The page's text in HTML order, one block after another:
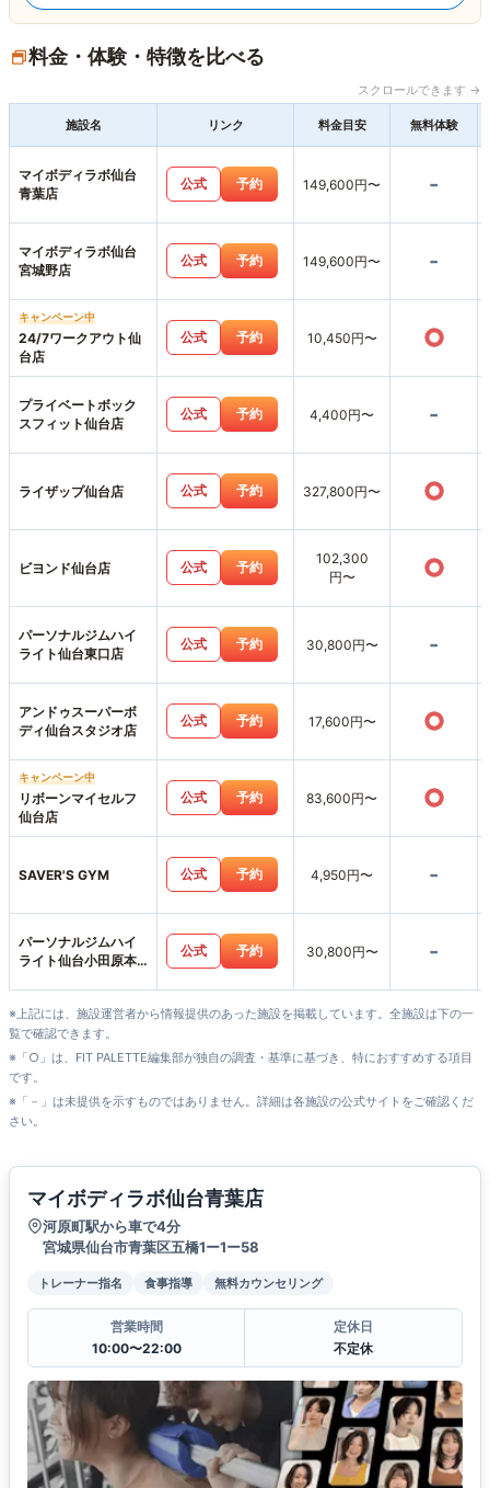
料金・体験・特徴を比べる
スクロールできます →
施設名 リンク 料金目安 無料体験
マイボディラボ仙台
青葉店
公式 予約 149,600円〜 -
マイボディラボ仙台
宮城野店
公式 予約 149,600円〜 -
キャンペーン中
24/7ワークアウト仙
台店
公式 予約 10,450円〜 ○
プライベートボック
スフィット仙台店
公式 予約 4,400円〜 -
ライザップ仙台店 公式 予約 327,800円〜 ○
ビヨンド仙台店 公式 予約
102,300
円〜
○
パーソナルジムハイ
ライト仙台東口店
公式 予約 30,800円〜 -
アンドゥスーパーボ
ディ仙台スタジオ店
公式 予約 17,600円〜 ○
キャンペーン中
リボーンマイセルフ
仙台店
公式 予約 83,600円〜 ○
SAVER'S GYM 公式 予約 4,950円〜 -
パーソナルジムハイ
ライト仙台小田原本
公式 予約 30,800円〜 -
※上記には、施設運営者から情報提供のあった施設を掲載しています。全施設は下の一
覧で確認できます。
※「○」は、FIT PALETTE編集部が独自の調査・基準に基づき、特におすすめする項目
です。
※「－」は未提供を示すものではありません。詳細は各施設の公式サイトをご確認くだ
さい。
マイボディラボ仙台青葉店
河原町駅から車で4分
宮城県仙台市青葉区五橋1ー1ー58
トレーナー指名 食事指導 無料カウンセリング
営業時間
10:00〜22:00
定休日
不定休